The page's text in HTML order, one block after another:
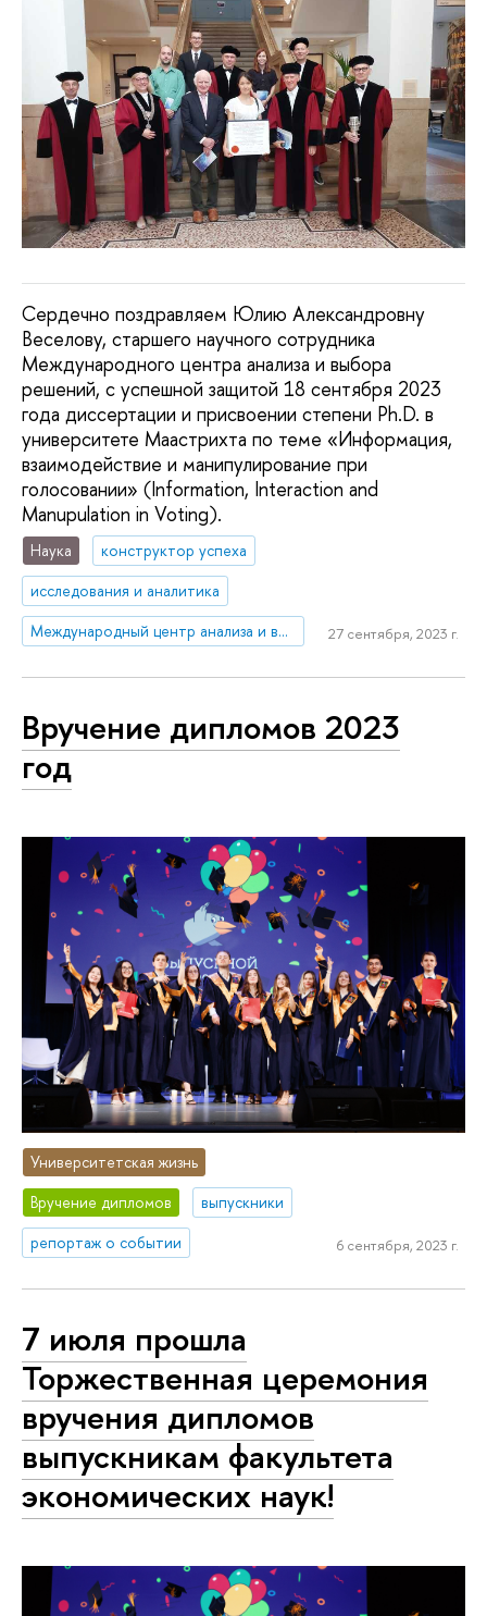
Сердечно поздравляем Юлию Александровну
Веселову, старшего научного сотрудника
Международного центра анализа и выбора
решений, с успешной защитой 18 сентября 2023
года диссертации и присвоении степени Ph.D. в
университете Маастрихта по теме «Информация,
взаимодействие и манипулирование при
голосовании» (Information, Interaction and
Manupulation in Voting).
Наука
конструктор успеха
исследования и аналитика
Международный центр анализа и выбора решений
27 сентября, 2023 г.
Вручение дипломов 2023
год
Университетская жизнь
Вручение дипломов
выпускники
репортаж о событии
6 сентября, 2023 г.
7 июля прошла
Торжественная церемония
вручения дипломов
выпускникам факультета
экономических наук!